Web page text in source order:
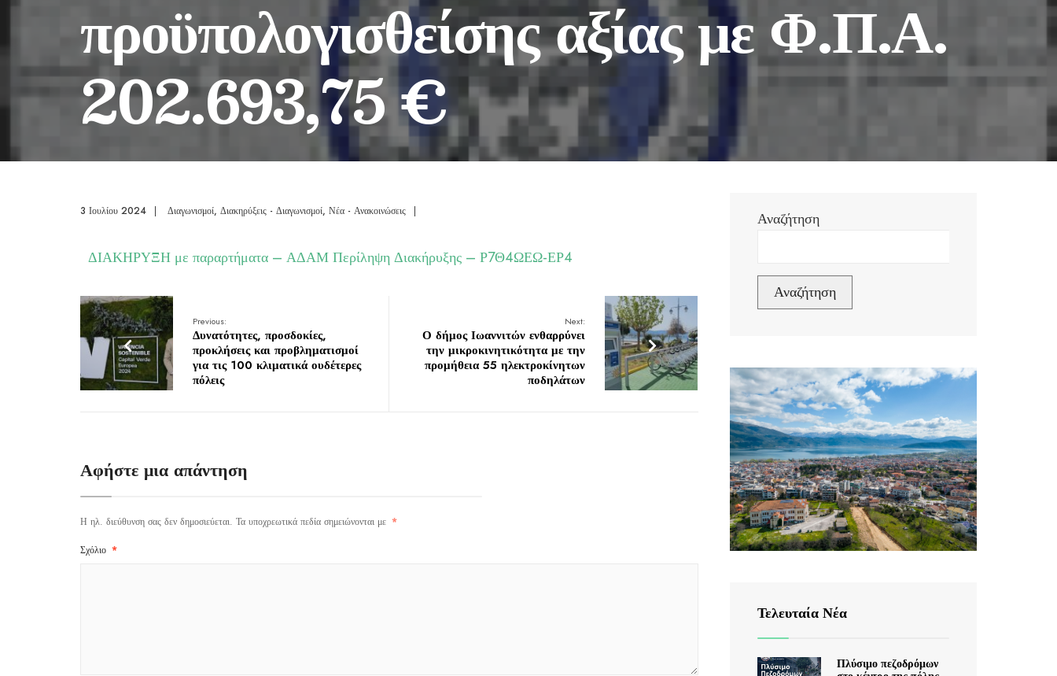
προϋπολογισθείσης αξίας με Φ.Π.Α.
202.693,75 €
3 Ιουλίου 2024 | Διαγωνισμοί, Διακηρύξεις - Διαγωνισμοί, Νέα - Ανακοινώσεις |
ΔΙΑΚΗΡΥΞΗ με παραρτήματα – ΑΔΑΜΠερίληψη Διακήρυξης – Ρ7Θ4ΩΕΩ-ΕΡ4
Previous:
Δυνατότητες, προσδοκίες,
προκλήσεις και προβληματισμοί
για τις 100 κλιματικά ουδέτερες
πόλεις
Next:
Ο δήμος Ιωαννιτών ενθαρρύνει
την μικροκινητικότητα με την
προμήθεια 55 ηλεκτροκίνητων
ποδηλάτων
Αφήστε μια απάντηση
Η ηλ. διεύθυνση σας δεν δημοσιεύεται. Τα υποχρεωτικά πεδία σημειώνονται με *
Σχόλιο *
Αναζήτηση
Αναζήτηση
Τελευταία Νέα
Πλύσιμο πεζοδρόμων